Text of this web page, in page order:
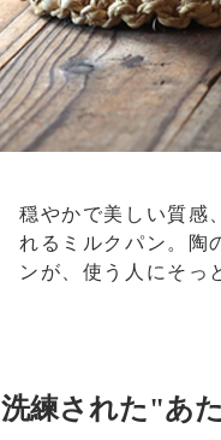
穏やかで美しい質感
れるミルクパン。陶
ンが、使う人にそっ
洗練された"あ